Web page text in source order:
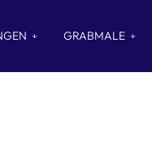
GRABMALE